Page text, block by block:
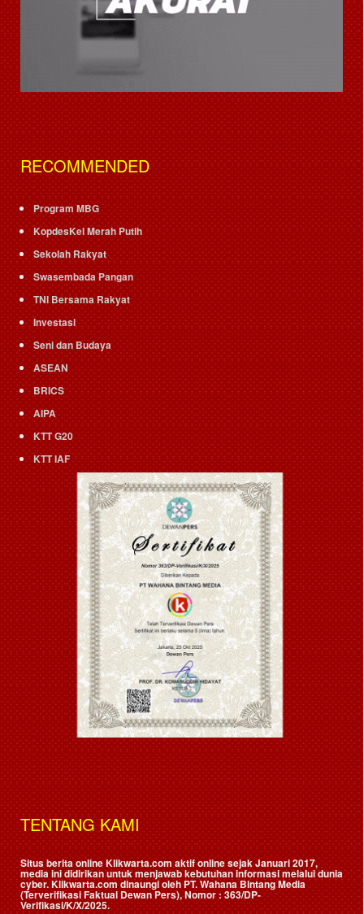
RECOMMENDED
Program MBG
KopdesKel Merah Putih
Sekolah Rakyat
Swasembada Pangan
TNI Bersama Rakyat
Investasi
Seni dan Budaya
ASEAN
BRICS
AIPA
KTT G20
KTT IAF
TENTANG KAMI
Situs berita online Klikwarta.com aktif online sejak Januari 2017,
media ini didirikan untuk menjawab kebutuhan informasi melalui dunia
cyber. Klikwarta.com dinaungi oleh PT. Wahana Bintang Media
(Terverifikasi Faktual Dewan Pers), Nomor : 363/DP-
Verifikasi/K/X/2025.